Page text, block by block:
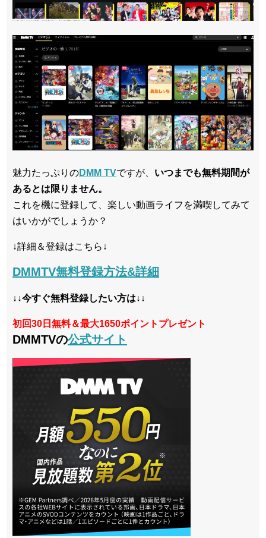
魅力たっぷりのDMM TVですが、 いつまでも無料期間が
あるとは限りません。
これを機に登録して、楽しい動画ライフを満喫してみて
はいかがでしょうか？
↓詳細＆登録はこちら↓
DMMTV無料登録方法&詳細
↓↓今すぐ無料登録したい方は↓↓
初回30日無料＆最大1650ポイントプレゼント
DMMTVの公式サイト